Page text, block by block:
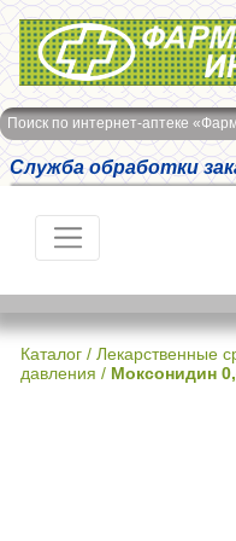
Интернет-аптека
Поиск по интернет-аптеке
Служба обработки
Каталог / Лекарственные
давления / Моксонидин